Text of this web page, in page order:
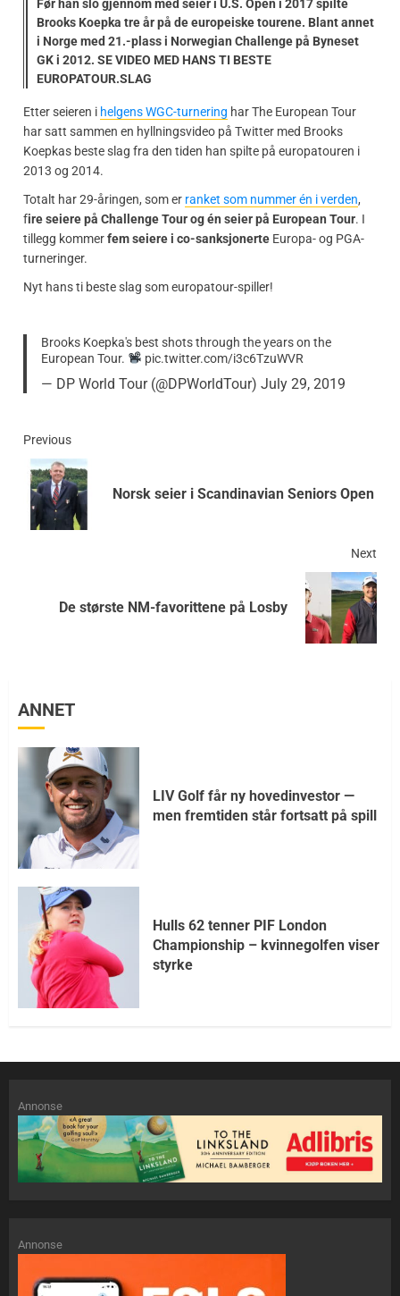
Før han slo gjennom med seier i U.S. Open i 2017 spilte
Brooks Koepka tre år på de europeiske tourene. Blant annet
i Norge med 21.-plass i Norwegian Challenge på Byneset
GK i 2012. SE VIDEO MED HANS TI BESTE
EUROPATOUR.SLAG
Etter seieren i helgens WGC-turnering har The European Tour
har satt sammen en hyllningsvideo på Twitter med Brooks
Koepkas beste slag fra den tiden han spilte på europatouren i
2013 og 2014.
Totalt har 29-åringen, som er ranket som nummer én i verden,
fire seiere på Challenge Tour og én seier på European Tour. I
tillegg kommerfem seiere i co-sanksjonerte Europa- og PGA-
turneringer.
Nyt hans ti beste slag som europatour-spiller!
Brooks Koepka's best shots through the years on the
European Tour.
pic.twitter.com/i3c6TzuWVR
— DP World Tour (@DPWorldTour) July 29, 2019
Previous
Norsk seier i Scandinavian Seniors Open
Next
De største NM-favorittene på Losby
ANNET
LIV Golf får ny hovedinvestor —
men fremtiden står fortsatt på spill
Hulls 62 tenner PIF London
Championship – kvinnegolfen viser
styrke
Annonse
Annonse